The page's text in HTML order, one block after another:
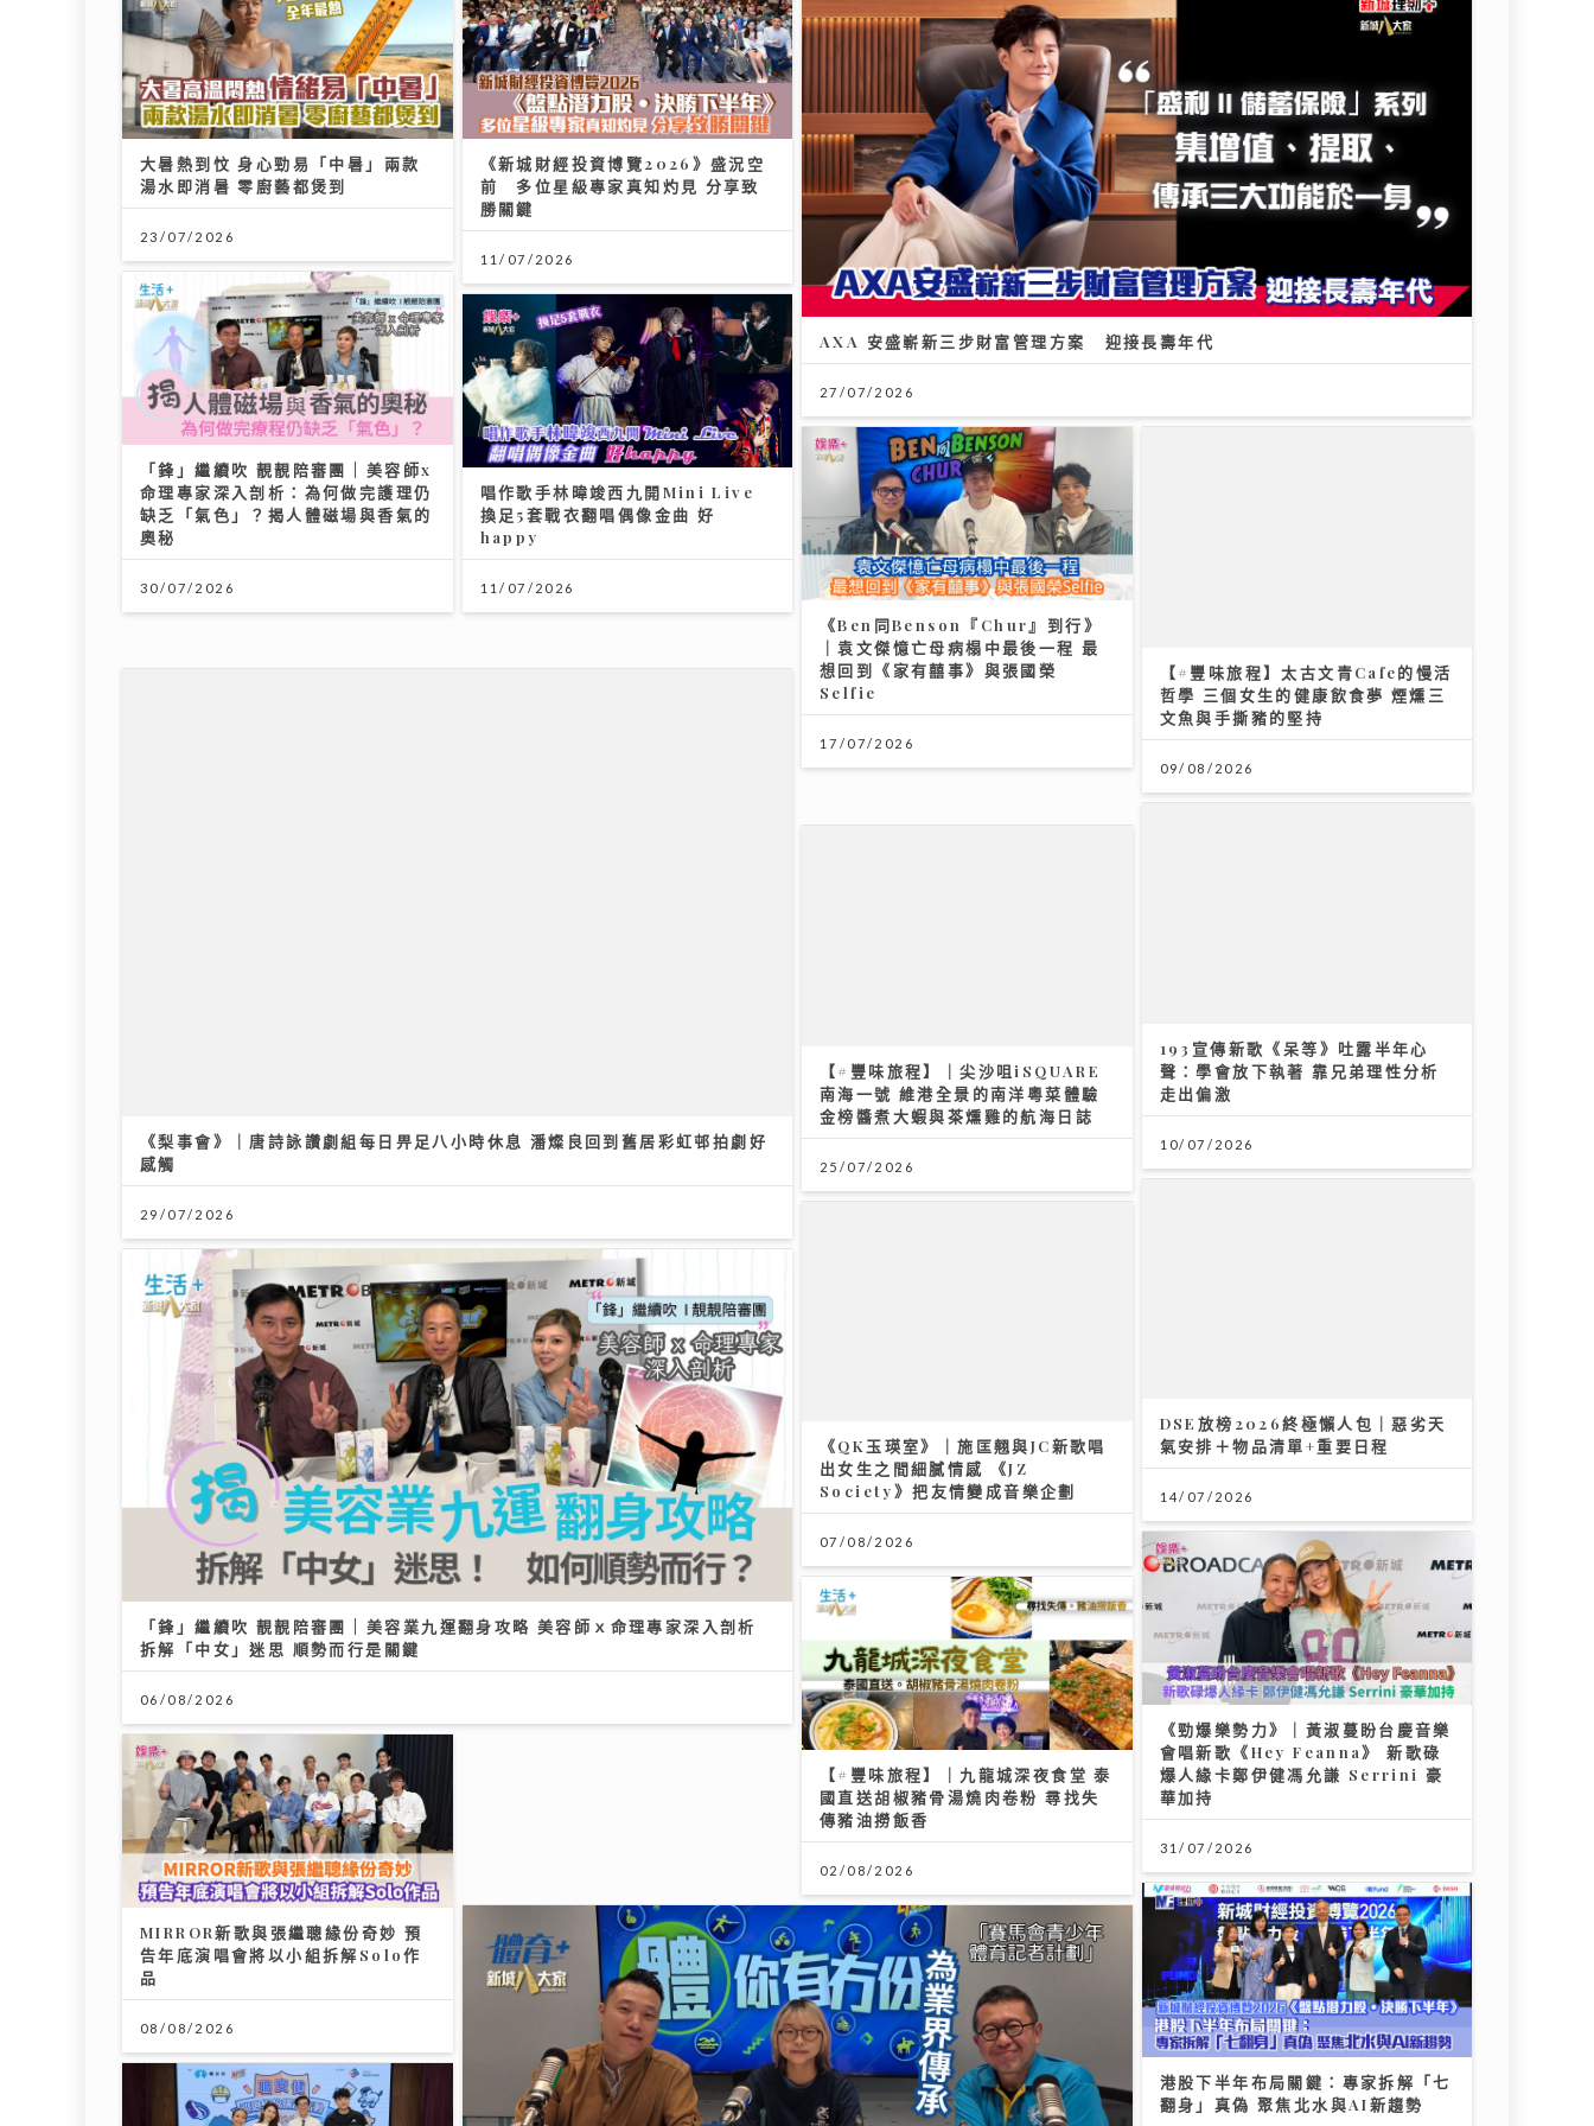
大暑熱到忟 身心勁易「中暑」兩款
湯水即消暑 零廚藝都煲到
23/07/2026
《新城財經投資博覽2026》盛況空
前 多位星級專家真知灼見 分享致
勝關鍵
11/07/2026
AXA 安盛嶄新三步財富管理方案 迎接長壽年代
27/07/2026
「鋒」繼續吹 靚靚陪審團 | 美容師x
命理專家深入剖析：為何做完護理仍
缺乏「氣色」？揭人體磁場與香氣的
奧秘
30/07/2026
唱作歌手林暐竣西九開Mini Live
換足5套戰衣翻唱偶像金曲 好
happy
11/07/2026
《Ben同Benson『Chur』到行》
｜袁文傑憶亡母病榻中最後一程 最
想回到《家有囍事》與張國榮
Selfie
17/07/2026
文魚與手撕豬的堅持
09/08/2026
10/07/2026
金榜醬煮大蝦與茶燻雞的航海日誌
25/07/2026
DSE放榜2026終極懶人包｜惡劣天
氣安排＋物品清單+重要日程
14/07/2026
「鋒」繼續吹 靚靚陪審團 | 美容業九運翻身攻略 美容師ｘ命理專家深入剖析
拆解「中女」迷思 順勢而行是關鍵
06/08/2026
Society》把友情變成音樂企劃
07/08/2026
《勁爆樂勢力》｜黃淑蔓盼台慶音樂
爆人緣卡鄭伊健馮允謙 Serrini 豪
華加持
31/07/2026
【#豐味旅程】｜九龍城深夜食堂 泰
國直送胡椒豬骨湯燒肉卷粉 尋找失
傳豬油撈飯香
02/08/2026
08/08/2026
翻身」真偽 聚焦北水與AI新趨勢
12/07/2026